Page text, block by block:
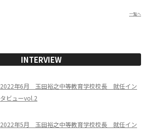
一覧へ
INTERVIEW
2022年6月 玉田裕之中等教育学校校長 就任イン
タビューvol.2
2022年5月 玉田裕之中等教育学校校長 就任イン